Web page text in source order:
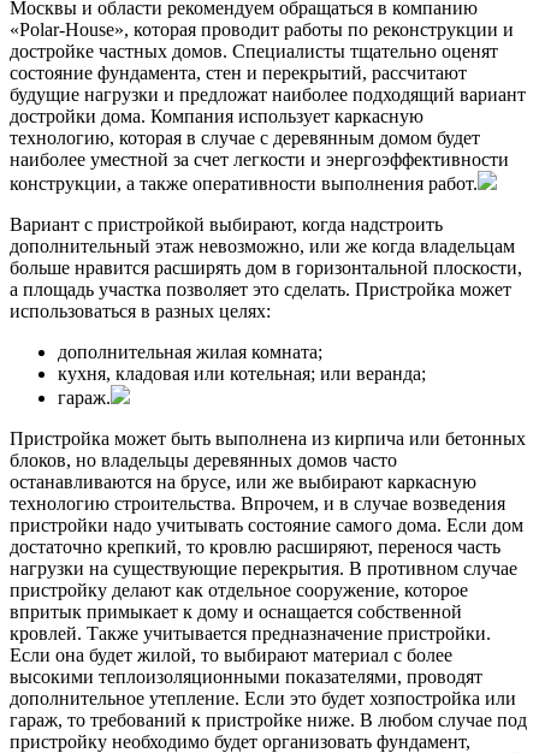
Москвы и области рекомендуем обращаться в компанию
«Polar-House», которая проводит работы по реконструкции и
достройке частных домов. Специалисты тщательно оценят
состояние фундамента, стен и перекрытий, рассчитают
будущие нагрузки и предложат наиболее подходящий вариант
достройки дома. Компания использует каркасную
технологию, которая в случае с деревянным домом будет
наиболее уместной за счет легкости и энергоэффективности
конструкции, а также оперативности выполнения работ.
Вариант с пристройкой выбирают, когда надстроить
дополнительный этаж невозможно, или же когда владельцам
больше нравится расширять дом в горизонтальной плоскости,
а площадь участка позволяет это сделать. Пристройка может
использоваться в разных целях:
дополнительная жилая комната;
кухня, кладовая или котельная; или веранда;
гараж.
Пристройка может быть выполнена из кирпича или бетонных
блоков, но владельцы деревянных домов часто
останавливаются на брусе, или же выбирают каркасную
технологию строительства. Впрочем, и в случае возведения
пристройки надо учитывать состояние самого дома. Если дом
достаточно крепкий, то кровлю расширяют, перенося часть
нагрузки на существующие перекрытия. В противном случае
пристройку делают как отдельное сооружение, которое
впритык примыкает к дому и оснащается собственной
кровлей. Также учитывается предназначение пристройки.
Если она будет жилой, то выбирают материал с более
высокими теплоизоляционными показателями, проводят
дополнительное утепление. Если это будет хозпостройка или
гараж, то требований к пристройке ниже. В любом случае под
пристройку необходимо будет организовать фундамент,